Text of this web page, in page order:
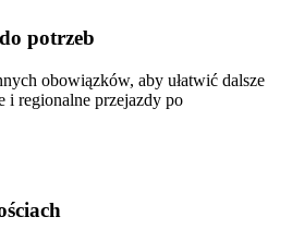
potrzeb
obowiązków, aby ułatwić dalsze
i regionalne przejazdy po